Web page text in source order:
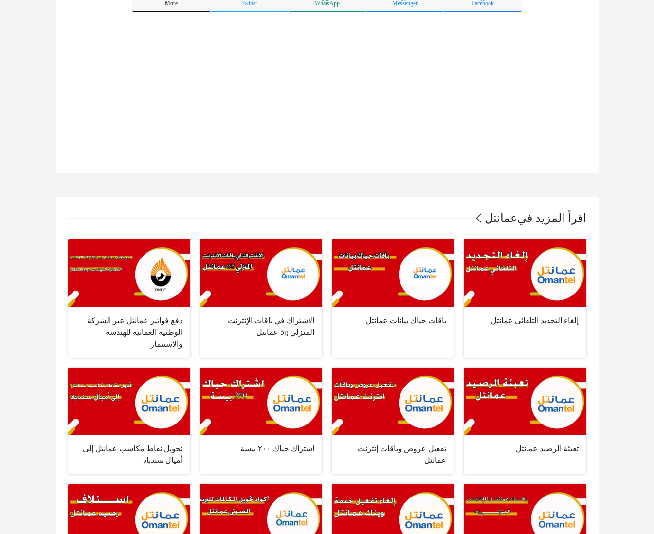
Facebook
Messenger
WhatsApp
Twitter
More
اقرأ المزيد فيعمانتل
إلغاء التجديد التلقائي عمانتل باقات حياك بيانات عمانتل
الاشتراك في باقات الإنترنت
المنزلي 5g عمانتل
دفع فواتير عمانتل عبر الشركة
الوطنية العمانية للهندسة
والاستثمار
تعبئة الرصيد عمانتل
تفعيل عروض وباقات إنترنت
عمانتل
اشتراك حياك ٢٠٠ بيسة
تحويل نقاط مكاسب عمانتل إلى
أميال سندباد